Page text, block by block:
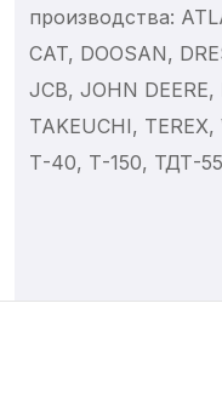
Общее
Органы
Переключатели
Светотехника
производства:
CAT, DOOSAN,
JCB, JOHN DEERE,
TAKEUCHI,
Т-40, Т-150, ТДТ-